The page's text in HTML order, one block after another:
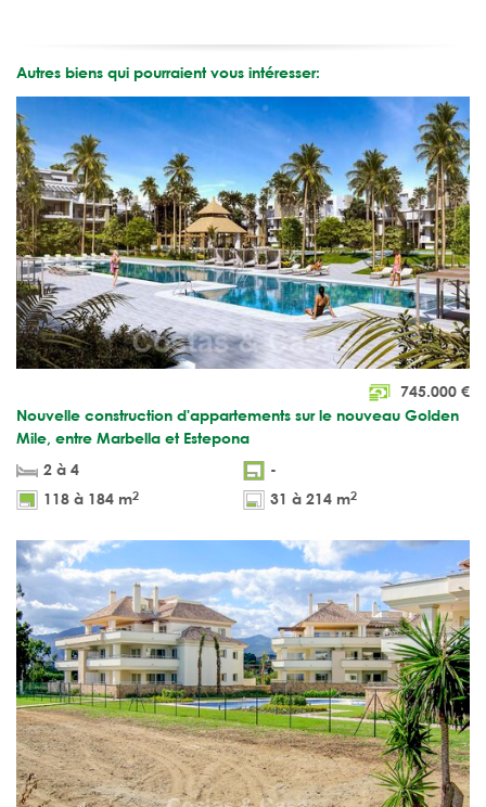
Autres biens qui pourraient vous intéresser:
745.000 €
Nouvelle construction d'appartements sur le nouveau Golden
Mile, entre Marbella et Estepona
2 à 4
-
118 à 184 m2 31 à 214 m2